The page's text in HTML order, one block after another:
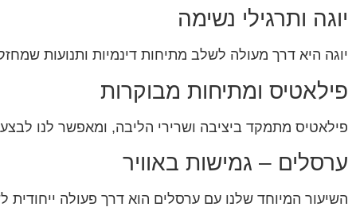
יוגה ותרגילי נשימה
יוגה היא דרך מעולה לשלב מתיחות דינמיות ותנועות
פילאטיס ומתיחות מבוקרות
פילאטיס מתמקד ביציבה ושרירי הליבה, ומאפשר לנו
ערסלים – גמישות באוויר
השיעור המיוחד שלנו עם ערסלים הוא דרך פעולה